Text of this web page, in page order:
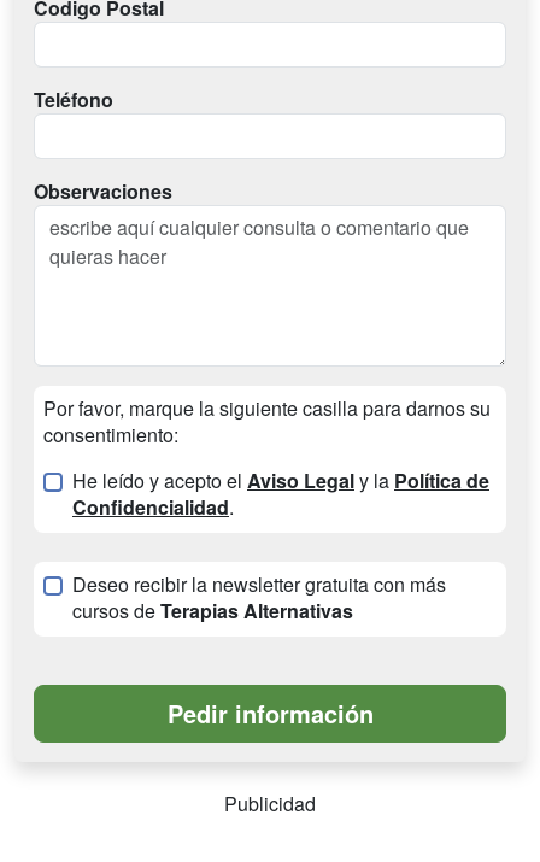
Codigo Postal
Teléfono
Observaciones
Por favor, marque la siguiente casilla para darnos su
consentimiento:
He leído y acepto el Aviso Legaly la Política de
Confidencialidad.
Deseo recibir la newsletter gratuita con más
cursos deTerapias Alternativas
Publicidad